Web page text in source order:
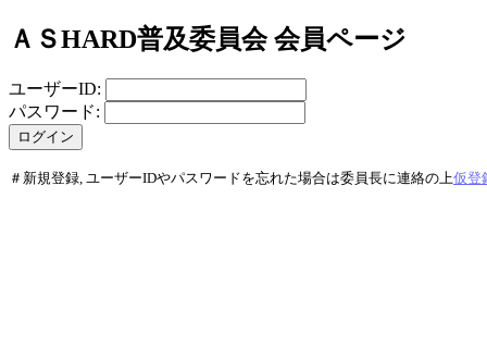
ＡＳHARD普及委員会 会員ページ
ユーザーID:
パスワード:
＃新規登録, ユーザーIDやパスワードを忘れた場合は委員長に連絡の上仮登